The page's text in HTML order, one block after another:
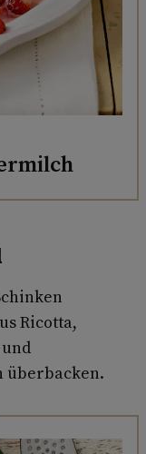
Ricotta,
überbacken.